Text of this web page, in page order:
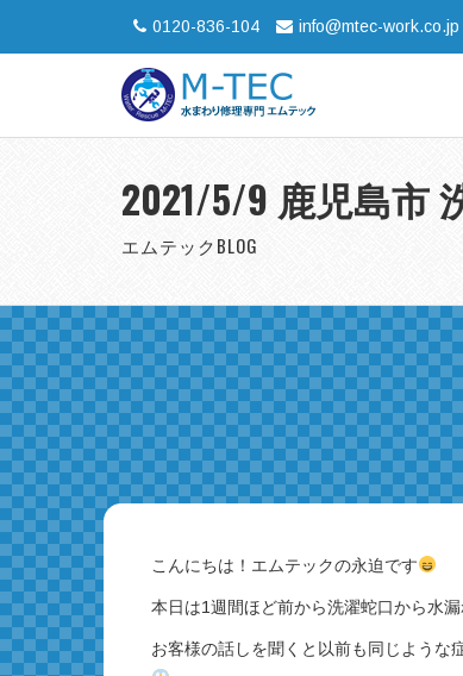
0120-836-104 info@mtec-work.co.jp
2021/5/9 鹿児島市
エムテックBLOG
こんにちは！エムテックの永迫です
本日は1週間ほど前から洗濯蛇口から水
お客様の話しを聞くと以前も同じような